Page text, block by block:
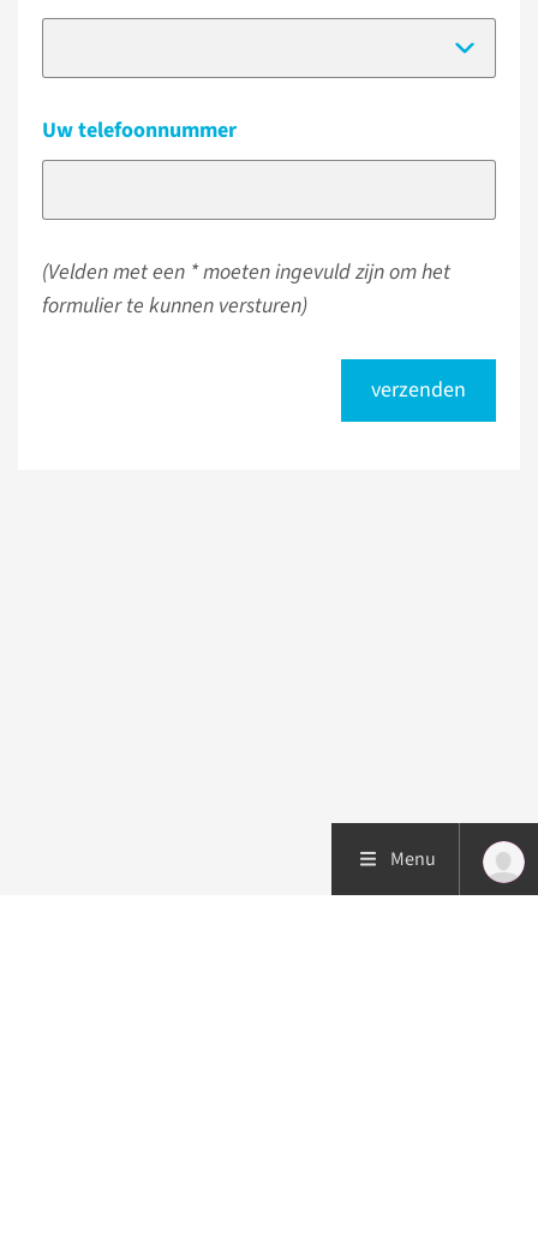
Uw telefoonnummer
(Velden met een * moeten ingevuld zijn om het
formulier te kunnen versturen)
verzenden
Menu